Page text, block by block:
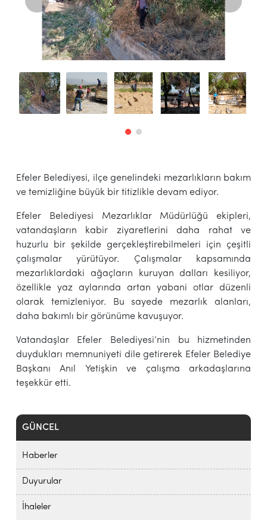
GÜNCEL
Haberler
Duyurular
İhaleler
Efeler Belediyesi, ilçe genelindeki mezarlıkların bakım
ve temizliğine büyük bir titizlikle devam ediyor.
Efeler Belediyesi Mezarlıklar Müdürlüğü ekipleri,
vatandaşların kabir ziyaretlerini daha rahat ve
huzurlu bir şekilde gerçekleştirebilmeleri için çeşitli
çalışmalar yürütüyor. Çalışmalar kapsamında
mezarlıklardaki ağaçların kuruyan dalları kesiliyor,
özellikle yaz aylarında artan yabani otlar düzenli
olarak temizleniyor. Bu sayede mezarlık alanları,
daha bakımlı bir görünüme kavuşuyor.
Vatandaşlar Efeler Belediyesi’nin bu hizmetinden
duydukları memnuniyeti dile getirerek Efeler Belediye
Başkanı Anıl Yetişkin ve çalışma arkadaşlarına
teşekkür etti.